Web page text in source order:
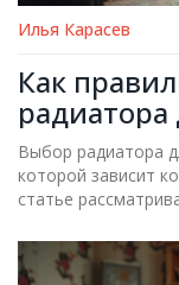
Илья Карасев
Как
Выбор радиатора
которой зависит
статье
различных
и особенности